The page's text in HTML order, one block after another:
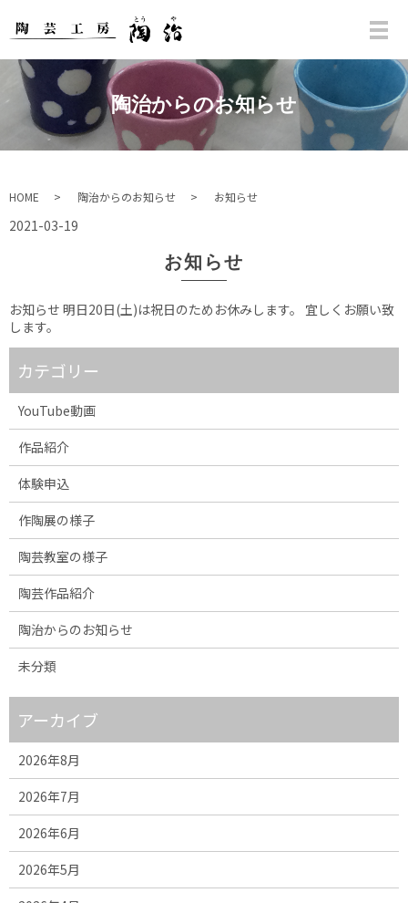
陶治からのお知らせ
HOME 陶治からのお知らせ お知らせ
2021-03-19
お知らせ
お知らせ 明日20日(土)は祝日のためお休みします。 宜しくお願い致
します。
カテゴリー
YouTube動画
作品紹介
体験申込
作陶展の様子
陶芸教室の様子
陶芸作品紹介
陶治からのお知らせ
未分類
アーカイブ
2026年8月
2026年7月
2026年6月
2026年5月